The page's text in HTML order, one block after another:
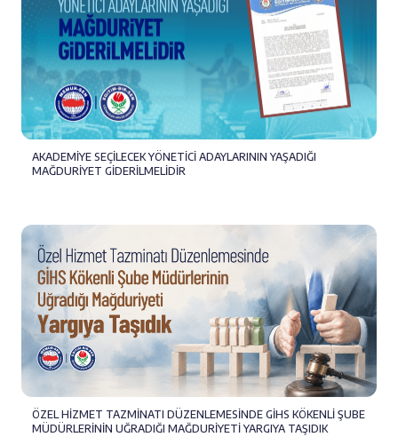
AKADEMİYE SEÇİLECEK YÖNETİCİ ADAYLARININ YAŞADIĞI
MAĞDURİYET GİDERİLMELİDİR
ÖZEL HİZMET TAZMİNATI DÜZENLEMESİNDE GİHS KÖKENLİ ŞUBE
MÜDÜRLERİNİN UĞRADIĞI MAĞDURİYETİ YARGIYA TAŞIDIK